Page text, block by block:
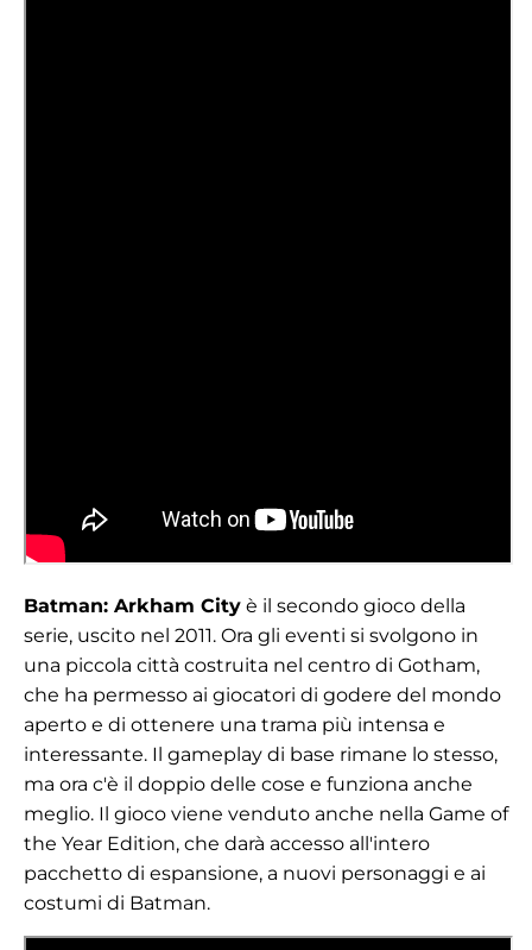
Batman: Arkham City è il secondo gioco della
serie, uscito nel 2011. Ora gli eventi si svolgono in
una piccola città costruita nel centro di Gotham,
che ha permesso ai giocatori di godere del mondo
aperto e di ottenere una trama più intensa e
interessante. Il gameplay di base rimane lo stesso,
ma ora c'è il doppio delle cose e funziona anche
meglio. Il gioco viene venduto anche nella Game of
the Year Edition, che darà accesso all'intero
pacchetto di espansione, a nuovi personaggi e ai
costumi di Batman.